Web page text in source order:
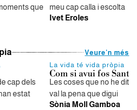
que
meu cap calla i escolta
Ivet Eroles
Veure'n més
cap dels
estat
La vida té vida pròpia
Com si avui fos Sant
Les coses que no he dit i
val la pena que digui
Sònia Moll Gamboa